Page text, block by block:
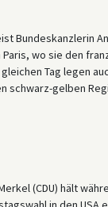
Bundeskanzlerin
wo sie den
Tag legen
schwarz-gelben
(CDU) hält